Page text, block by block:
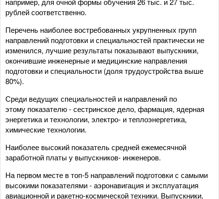
рублей соответственно.
Перечень наиболее востребованных укрупненных групп
направлений подготовки и специальностей практически не
изменился, лучшие результаты показывают выпускники,
окончившие инженерные и медицинские направления
подготовки и специальности (доля трудоустройства выше
80%).
Среди ведущих специальностей и направлений по
этому показателю - сестринское дело, фармация, ядерная
энергетика и технологии, электро- и теплоэнергетика,
химические технологии.
Наиболее высокий показатель средней ежемесячной
заработной платы у выпускников- инженеров.
На первом месте в топ-5 направлений подготовки с самыми
высокими показателями - аэронавигация и эксплуатация
авиационной и ракетно-космической техники. Выпускники,